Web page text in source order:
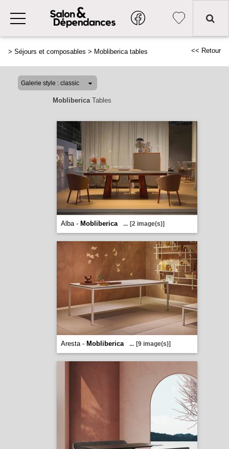
> Séjours et composables > Mobliberica tables << Retour
MoblibericaTables
Alba - Mobliberica ... [2 image(s)]
Aresta - Mobliberica ... [9 image(s)]